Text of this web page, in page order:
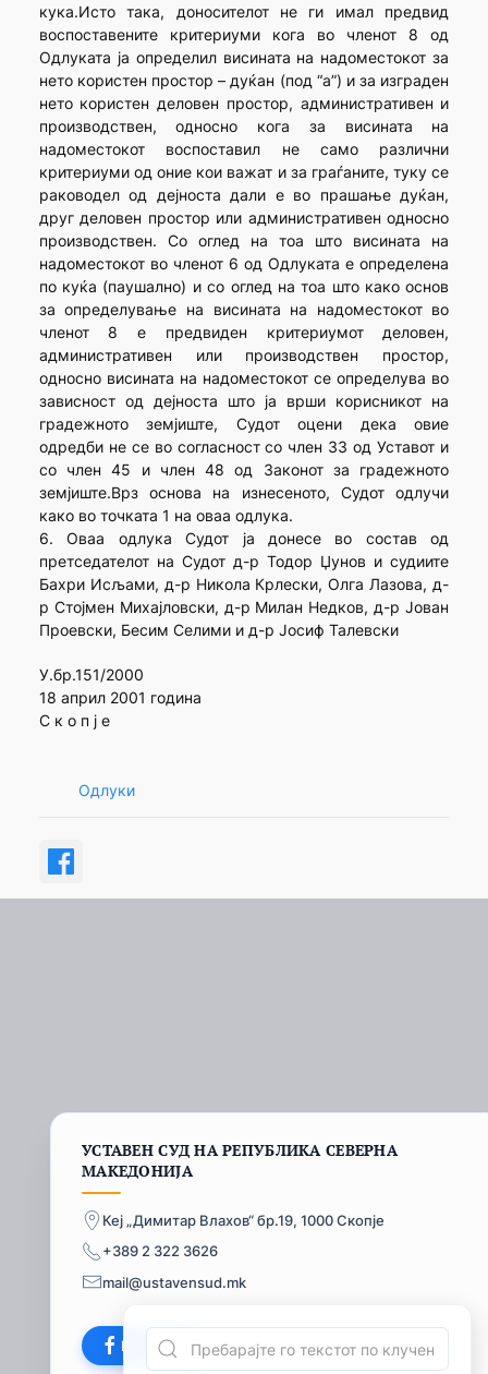
кука.Исто така, доносителот не ги имал предвид
воспоставените критериуми кога во членот 8 од
Одлуката ја определил висината на надоместокот за
нето користен простор – дуќан (под “а”) и за изграден
нето користен деловен простор, административен и
производствен, односно кога за висината на
надоместокот воспоставил не само различни
критериуми од оние кои важат и за граѓаните, туку се
раководел од дејноста дали е во прашање дуќан,
друг деловен простор или административен односно
производствен. Со оглед на тоа што висината на
надоместокот во членот 6 од Одлуката е определена
по куќа (паушално) и со оглед на тоа што како основ
за определување на висината на надоместокот во
членот 8 е предвиден критериумот деловен,
административен или производствен простор,
односно висината на надоместокот се определува во
зависност од дејноста што ја врши корисникот на
градежното земјиште, Судот оцени дека овие
одредби не се во согласност со член 33 од Уставот и
со член 45 и член 48 од Законот за градежното
земјиште.Врз основа на изнесеното, Судот одлучи
како во точката 1 на оваа одлука.
6. Оваа одлука Судот ја донесе во состав од
претседателот на Судот д-р Тодор Џунов и судиите
Бахри Исљами, д-р Никола Крлески, Олга Лазова, д-
р Стојмен Михајловски, д-р Милан Недков, д-р Јован
Проевски, Бесим Селими и д-р Јосиф Талевски
У.бр.151/2000
18 април 2001 година
С к о п ј е
Одлуки
УСТАВЕН СУД НА РЕПУБЛИКА СЕВЕРНА
МАКЕДОНИЈА
Кеј „Димитар Влахов“ бр.19, 1000 Скопје
+389 2 322 3626
mail@ustavensud.mk
Facebook